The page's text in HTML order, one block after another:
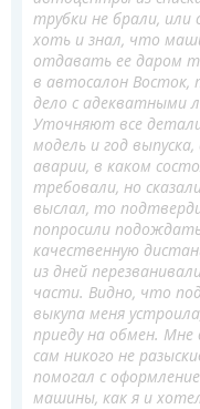
трубки не брали, или
хоть и знал, что
отдавать ее даром
в автосалон
дело с адекватными
Уточняют все
модель и год
аварии, в каком
требовали, но
выслал, то
попросили
качественную
из дней
части. Видно, что
выкупа меня
приеду на обмен. Мне
сам никого не
помогал с
машины, как я и